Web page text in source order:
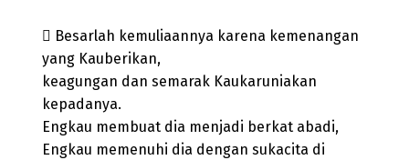
 Besarlah kemuliaannya karena kemenangan
yang Kauberikan,
keagungan dan semarak Kaukaruniakan
kepadanya.
Engkau membuat dia menjadi berkat abadi,
Engkau memenuhi dia dengan sukacita di